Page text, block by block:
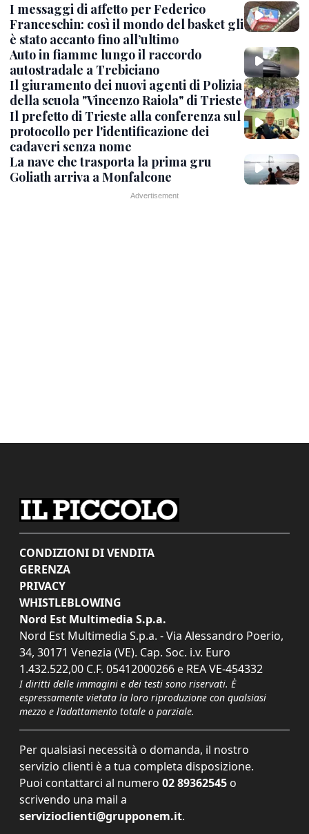
I messaggi di affetto per Federico
Franceschin: così il mondo del basket gli
è stato accanto fino all’ultimo
Auto in fiamme lungo il raccordo
autostradale a Trebiciano
Il giuramento dei nuovi agenti di Polizia
della scuola "Vincenzo Raiola" di Trieste
Il prefetto di Trieste alla conferenza sul
protocollo per l'identificazione dei
cadaveri senza nome
La nave che trasporta la prima gru
Goliath arriva a Monfalcone
CONDIZIONI DI VENDITA
GERENZA
PRIVACY
WHISTLEBLOWING
Nord Est Multimedia S.p.a.
Nord Est Multimedia S.p.a. - Via Alessandro Poerio,
34, 30171 Venezia (VE). Cap. Soc. i.v. Euro
1.432.522,00 C.F. 05412000266 e REA VE-454332
I diritti delle immagini e dei testi sono riservati. È
espressamente vietata la loro riproduzione con qualsiasi
mezzo e l'adattamento totale o parziale.
Per qualsiasi necessità o domanda, il nostro
servizio clienti è a tua completa disposizione.
Puoi contattarci al numero 02 89362545 o
scrivendo una mail a
servizioclienti@grupponem.it.